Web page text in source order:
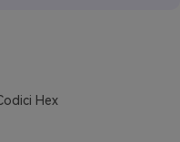
Hex